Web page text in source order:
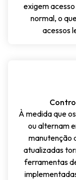
exigem
normal, o
acessos
À medida que
ou alternam
manutenção
atualizadas
ferramentas